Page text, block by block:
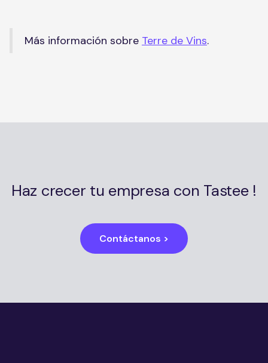
Más información sobre Terre de Vins.
Haz crecer tu empresa con Tastee !
Contáctanos >